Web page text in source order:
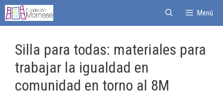
Menú
Silla para todas: materiales para
trabajar la igualdad en
comunidad en torno al 8M